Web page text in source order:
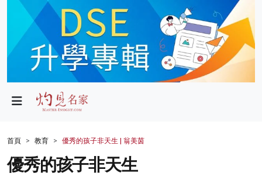
政局
財經
生活
首頁 教育 優秀的孩子非天生 | 翁美茵
優秀的孩子非天生